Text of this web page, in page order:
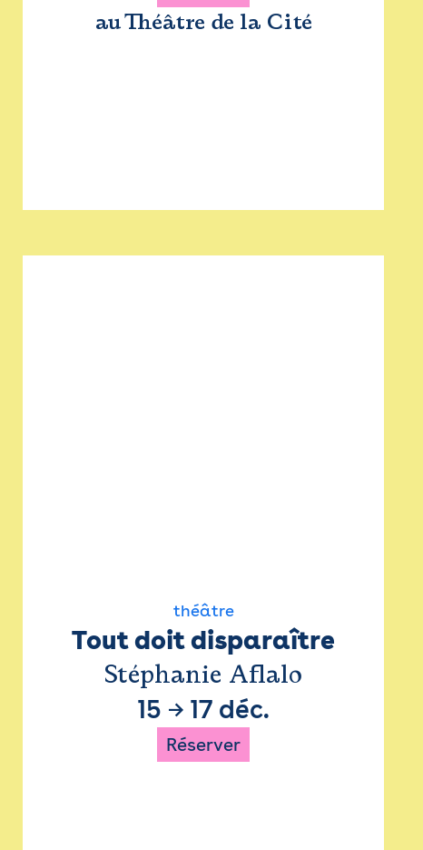
au Théâtre de la Cité
théâtre
Tout doit disparaître
Stéphanie Aflalo
15 → 17 déc.
Réserver